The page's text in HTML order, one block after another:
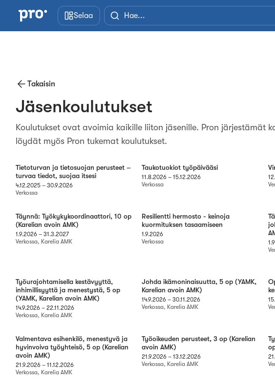
Siirry pääsisältöön
Selaa
Takaisin
Jäsenkoulutukset
Koulutukset ovat avoimia kaikille liiton jäsenille. Pron järjestämät
löydät myös Pron tukemat koulutukset.
Tietoturvan ja tietosuojan perusteet –
turvaa tiedot, suojaa itsesi
4.12.2025 – 30.9.2026
Verkossa
Taukotuokiot työpäivääsi
11.8.2026 – 15.12.2026
Verkossa
Täynnä: Työkykykoordinaattori, 10 op
(Karelian avoin AMK)
1.9.2026 – 31.3.2027
Verkossa, Karelia AMK
Resilientti hermosto - keinoja
kuormituksen tasaamiseen
1.9.2026
Verkossa
Työurajohtamisella kestävyyttä,
inhimillisyyttä ja menestystä, 5 op
(YAMK, Karelian avoin AMK)
14.9.2026 – 22.11.2026
Verkossa, Karelia AMK
Johda ikämoninaisuutta, 5 op (YAMK,
Karelian avoin AMK)
14.9.2026 – 30.11.2026
Verkossa, Karelia AMK
Valmentava esihenkilö, menestyvä ja
hyvinvoiva työyhteisö, 5 op (Karelian
avoin AMK)
21.9.2026 – 11.12.2026
Verkossa, Karelia AMK
Työoikeuden perusteet, 3 op (Karelian
avoin AMK)
21.9.2026 – 13.12.2026
Verkossa, Karelia AMK